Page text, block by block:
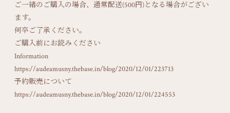
ご一緒のご購入の場合、通常配送(500円)となる場合がござい
ます。
何卒ご了承ください。
ご購入前にお読みください
Information
https://audeamusny.thebase.in/blog/2020/12/01/223713
予約販売について
https://audeamusny.thebase.in/blog/2020/12/01/224553